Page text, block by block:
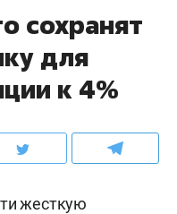
сохранят
для
к 4%
жесткую